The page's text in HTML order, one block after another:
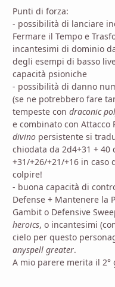
Punti di forza:
- possibilità di lanciare
Fermare il Tempo e
incantesimi di dominio
degli esempi di basso
capacità psioniche
- possibilità di danno
(se ne potrebbero fare
tempeste con draconic
e combinato con Attacco
divino persistente si
chiodata da 2d4+31 + 40
+31/+26/+21/+16 in
colpire!
- buona capacità di
Defense + Mantenere la
Gambit o Defensive
heroics, o incantesimi
cielo per questo
anyspell greater.
A mio parere merita il 2°